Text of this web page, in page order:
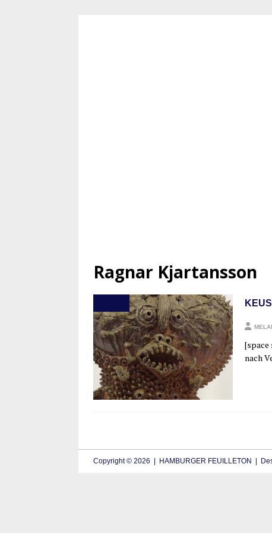
Ragnar Kjartansson
[space
nach
Copyright © 2026 | HAMBURGER FEUILLETON |